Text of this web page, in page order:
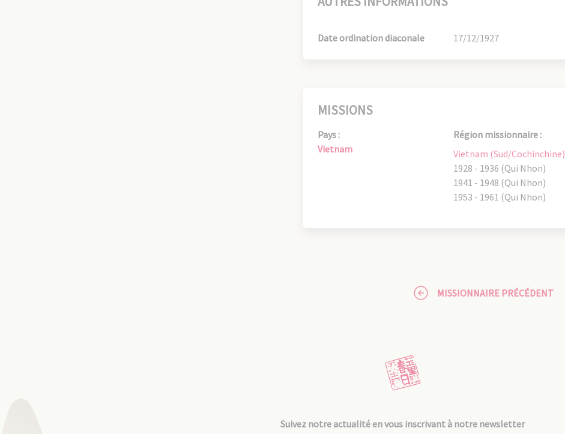
Date ordination diaconale 17/12/1927
MISSIONS
Pays :
Vietnam
Région missionnaire :
Vietnam (Sud/Cochinchine)
1928 - 1936 (Qui Nhon)
1941 - 1948 (Qui Nhon)
1953 - 1961 (Qui Nhon)
MISSIONNAIRE PRÉCÉDENT
Suivez notre actualité en vous inscrivant à notre newsletter